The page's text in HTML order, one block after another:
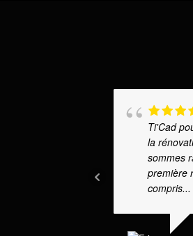
Ti'Cad
la
sommes
première
compris